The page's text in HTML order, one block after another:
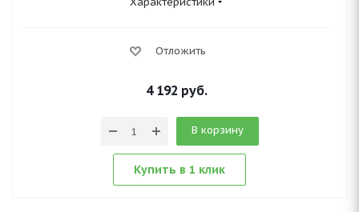
Отложить
4 192 руб.
В корзину
Купить в 1 клик